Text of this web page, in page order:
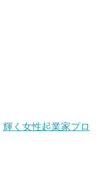
輝く女性起業家プロ